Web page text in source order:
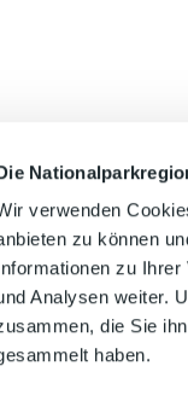
verwenden
zu können
zu
Analysen weiter.
die Sie
haben.